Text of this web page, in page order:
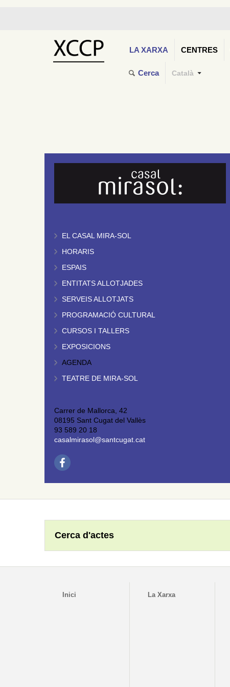
LA XARXA CENTRES
Cerca Català
EL CASAL MIRA-SOL
HORARIS
ESPAIS
ENTITATS ALLOTJADES
SERVEIS ALLOTJATS
PROGRAMACIÓ CULTURAL
CURSOS I TALLERS
EXPOSICIONS
AGENDA
TEATRE DE MIRA-SOL
Carrer de Mallorca, 42
08195 Sant Cugat del Vallès
93 589 20 18
casalmirasol@santcugat.cat
Cerca d'actes
Inici La Xarxa